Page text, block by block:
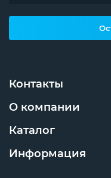
Контакты
О компании
Каталог
Информация